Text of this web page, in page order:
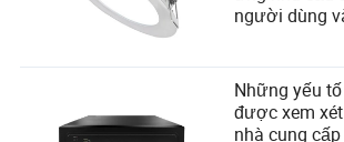
người dùng
Những yếu
được xem
nhà cung